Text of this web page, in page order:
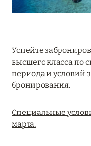
27 апреля 2026
Подробнее
20 марта 2026
LA CARTE
ASTORIA
Успейте
высшего класса по
периода и условий
бронирования.
Специальные
марта.